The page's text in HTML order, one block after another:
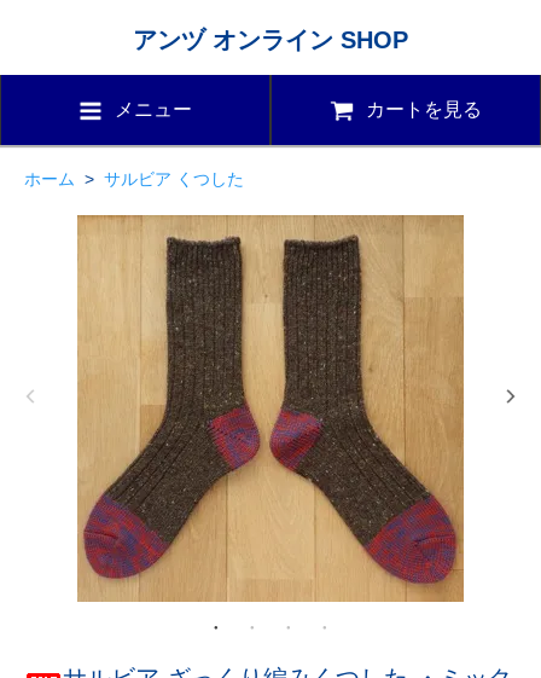
アンヅ オンライン SHOP
メニュー カートを見る
ホーム > サルビア くつした